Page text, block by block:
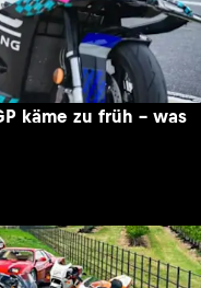
käme zu früh – was